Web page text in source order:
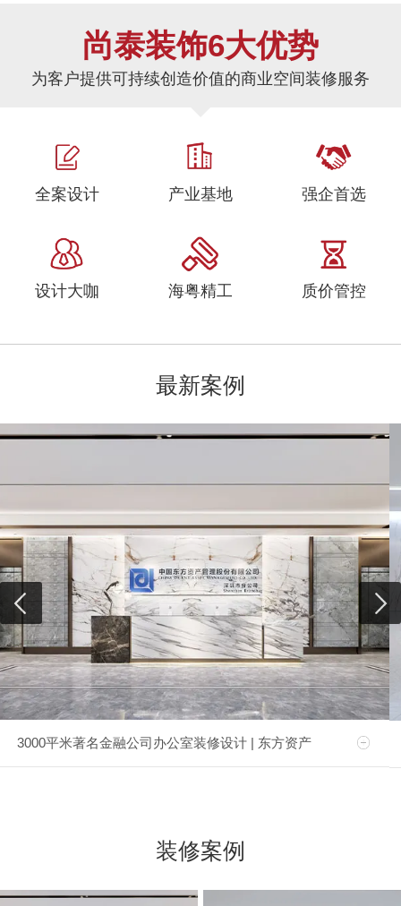
尚泰装饰6大优势
为客户提供可持续创造价值的商业空间装修服务
全案设计 产业基地 强企首选
设计大咖 海粤精工 质价管控
最新案例
3000平米著名金融公司办公室装修设计 | 东方资产
装修案例